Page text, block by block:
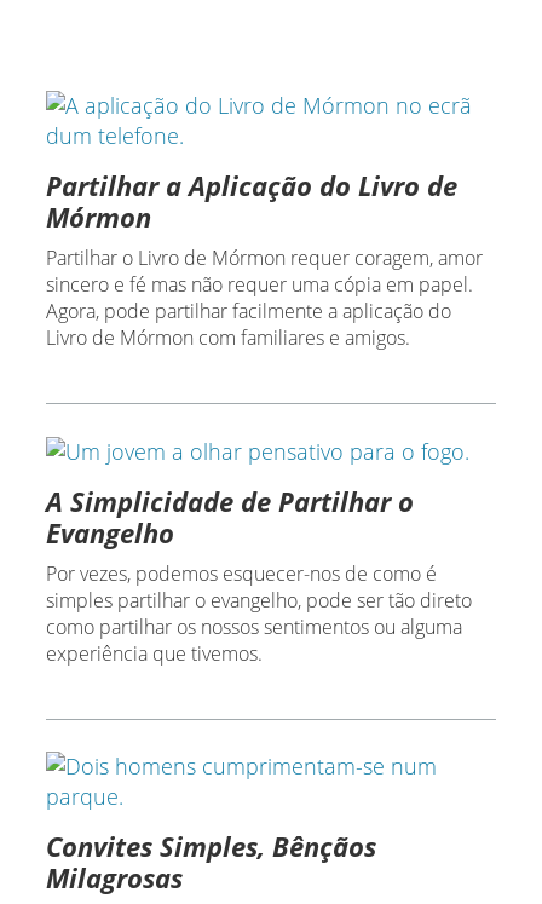
Partilhar a Aplicação do Livro de
Mórmon
Partilhar o Livro de Mórmon requer coragem, amor
sincero e fé mas não requer uma cópia em papel.
Agora, pode partilhar facilmente a aplicação do
Livro de Mórmon com familiares e amigos.
A Simplicidade de Partilhar o
Evangelho
Por vezes, podemos esquecer-nos de como é
simples partilhar o evangelho, pode ser tão direto
como partilhar os nossos sentimentos ou alguma
experiência que tivemos.
Convites Simples, Bênçãos
Milagrosas